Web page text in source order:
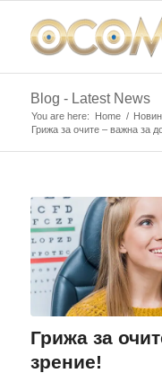
Blog - Latest News
You are here: Home /
Грижа за очите – важна за
Грижа за
зрение!